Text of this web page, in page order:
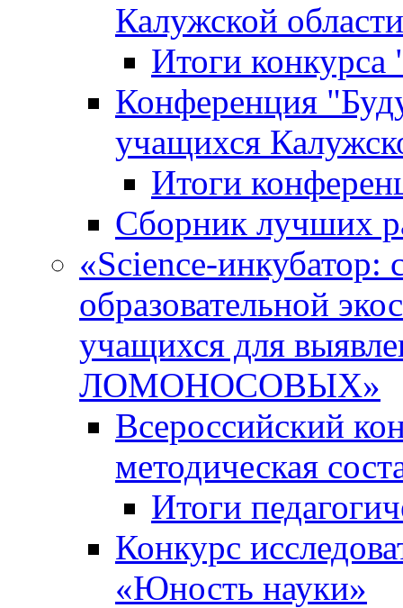
Калужской области
Итоги
Конференция
учащихся
Итоги
Сборник лучших
«Science-инкубатор:
образовательной
учащихся для
ЛОМОНОСОВЫХ»
Всероссийский
методическая
Итоги
Конкурс
«Юность науки»